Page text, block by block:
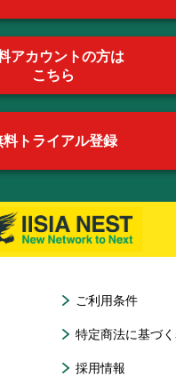
アカウントの方は
こちら
料トライアル登録
ご利用条件
特定商法に基づ
採用情報